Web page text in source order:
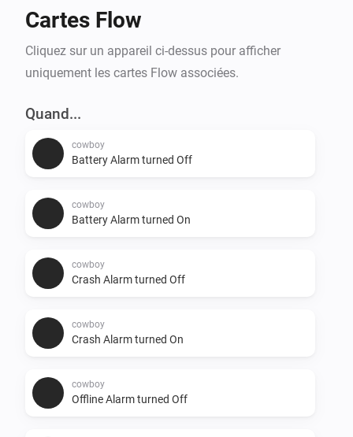
Cartes Flow
Cliquez sur un appareil ci-dessus pour afficher
uniquement les cartes Flow associées.
Quand...
cowboy
Battery Alarm turned Off
cowboy
Battery Alarm turned On
cowboy
Crash Alarm turned Off
cowboy
Crash Alarm turned On
cowboy
Offline Alarm turned Off